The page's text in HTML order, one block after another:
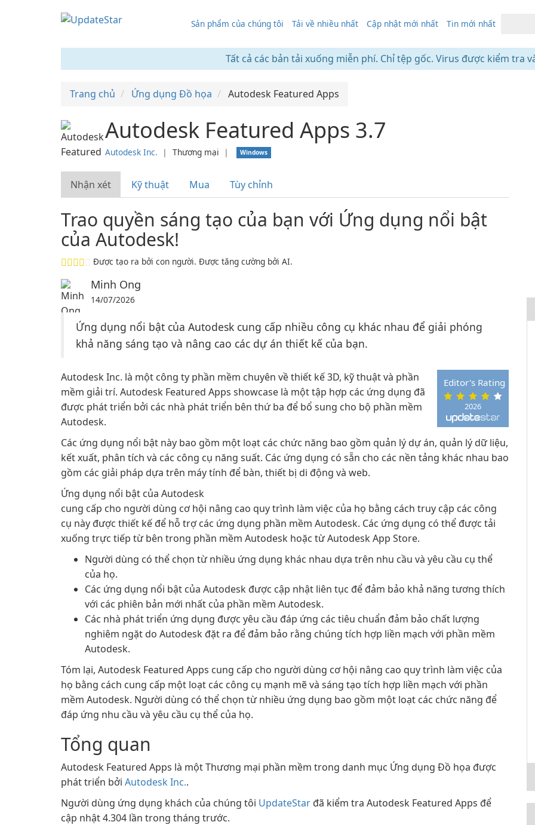
Sản phẩm của chúng tôi Tải về nhiều nhất Cập nhật mới nhất Tin mới nhất
Tất cả các bản tải xuống miễn phí. Chỉ tệp gốc. Virus được kiểm tra
Trang chủ Ứng dụng Đồ họa Autodesk Featured Apps
Autodesk Featured Apps 3.7
Autodesk Inc. ❘ Thương mại ❘ Windows
Nhận xét Kỹ thuật Mua Tùy chỉnh
Trao quyền sáng tạo của bạn với Ứng dụng nổi bật
của Autodesk!
Được tạo ra bởi con người. Được tăng cường bởi AI.
Minh Ong
14/07/2026
Ứng dụng nổi bật của Autodesk cung cấp nhiều công cụ khác nhau để giải phóng
khả năng sáng tạo và nâng cao các dự án thiết kế của bạn.
2026
Editor's Rating
Autodesk Inc. là một công ty phần mềm chuyên về thiết kế 3D, kỹ thuật và phần
mềm giải trí. Autodesk Featured Apps showcase là một tập hợp các ứng dụng đã
được phát triển bởi các nhà phát triển bên thứ ba để bổ sung cho bộ phần mềm
Autodesk.
Các ứng dụng nổi bật này bao gồm một loạt các chức năng bao gồm quản lý dự án, quản lý dữ liệu,
kết xuất, phân tích và các công cụ năng suất. Các ứng dụng có sẵn cho các nền tảng khác nhau bao
gồm các giải pháp dựa trên máy tính để bàn, thiết bị di động và web.
Ứng dụng nổi bật của Autodesk
cung cấp cho người dùng cơ hội nâng cao quy trình làm việc của họ bằng cách truy cập các công
cụ này được thiết kế để hỗ trợ các ứng dụng phần mềm Autodesk. Các ứng dụng có thể được tải
xuống trực tiếp từ bên trong phần mềm Autodesk hoặc từ Autodesk App Store.
Người dùng có thể chọn từ nhiều ứng dụng khác nhau dựa trên nhu cầu và yêu cầu cụ thể
của họ.
Các ứng dụng nổi bật của Autodesk được cập nhật liên tục để đảm bảo khả năng tương thích
với các phiên bản mới nhất của phần mềm Autodesk.
Các nhà phát triển ứng dụng được yêu cầu đáp ứng các tiêu chuẩn đảm bảo chất lượng
nghiêm ngặt do Autodesk đặt ra để đảm bảo rằng chúng tích hợp liền mạch với phần mềm
Autodesk.
Tóm lại, Autodesk Featured Apps cung cấp cho người dùng cơ hội nâng cao quy trình làm việc của
họ bằng cách cung cấp một loạt các công cụ mạnh mẽ và sáng tạo tích hợp liền mạch với phần
mềm Autodesk. Người dùng có thể chọn từ nhiều ứng dụng bao gồm một loạt các chức năng để
đáp ứng nhu cầu và yêu cầu cụ thể của họ.
Tổng quan
Autodesk Featured Apps là một Thương mại phần mềm trong danh mục Ứng dụng Đồ họa được
phát triển bởi Autodesk Inc..
Người dùng ứng dụng khách của chúng tôi UpdateStar đã kiểm tra Autodesk Featured Apps để
cập nhật 4.304 lần trong tháng trước.